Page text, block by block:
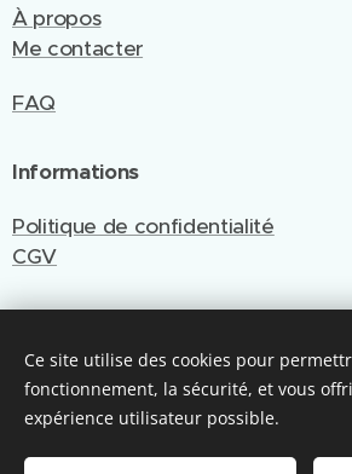
À propos
Me contacter
FAQ
Informations
Politique de confidentialité
CGV
Site créé et géré par Emy
Optimisé par Webnode
Ce site utilise des cookies pour
fonctionnement, la sécurité, et vous
expérience utilisateur possible.